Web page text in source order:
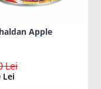
Apple
Lei
Lei